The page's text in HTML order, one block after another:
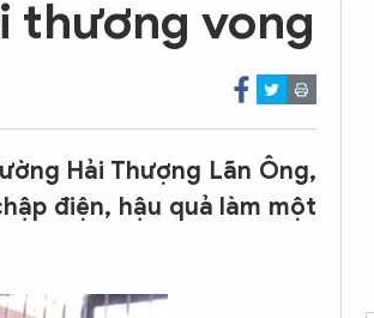
LONGFORM
INFOGRAPHIC
LỊCH VẠN SỰ
thương vong
Hải Thượng Lãn Ông,
điện, hậu quả làm một